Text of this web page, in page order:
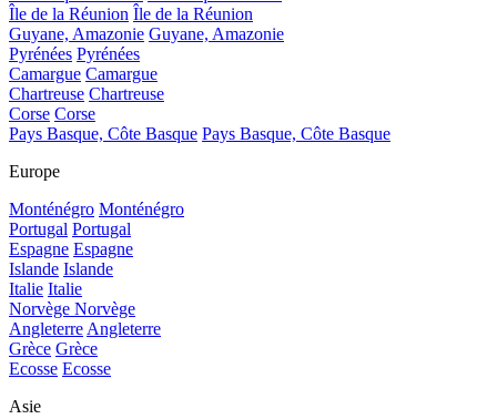
Île de la Réunion Île de la Réunion
Guyane, Amazonie Guyane, Amazonie
Pyrénées Pyrénées
Camargue Camargue
Chartreuse Chartreuse
Corse Corse
Pays Basque, Côte Basque Pays Basque, Côte Basque
Europe
Monténégro Monténégro
Portugal Portugal
Espagne Espagne
Islande Islande
Italie Italie
Norvège Norvège
AngleterreAngleterre
Grèce Grèce
Ecosse Ecosse
Asie